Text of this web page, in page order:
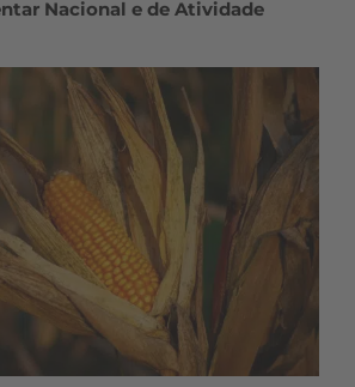
Nacional e de Atividade